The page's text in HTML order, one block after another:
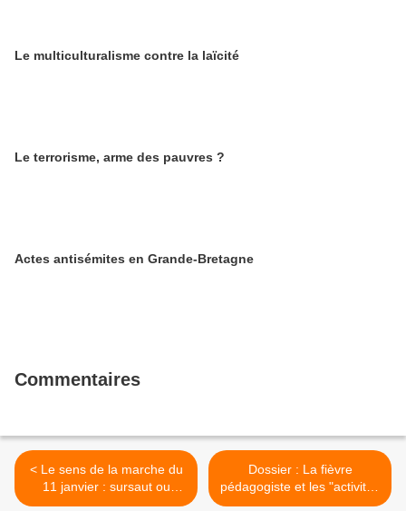
Le multiculturalisme contre la laïcité
Le terrorisme, arme des pauvres ?
Actes antisémites en Grande-Bretagne
Commentaires
< Le sens de la marche du
11 janvier : sursaut ou
soumission?
Dossier : La fièvre
pédagogiste et les "activités
de loisirs" >